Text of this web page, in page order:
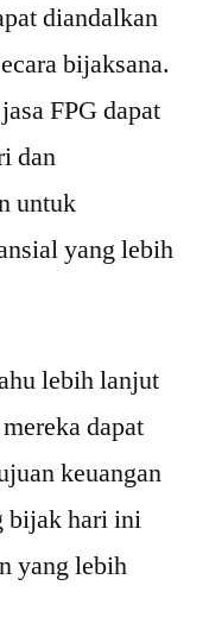
diandalkan
bijaksana.
FPG dapat
dan
untuk
yang lebih
lebih lanjut
dapat
keuangan
bijak hari ini
yang lebih